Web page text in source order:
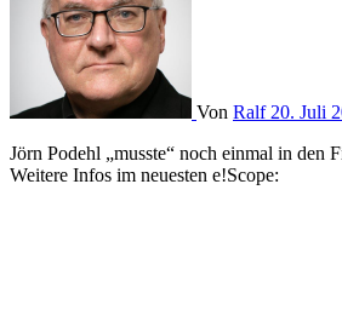
Von Ralf 20. Juli
Jörn Podehl „musste“ noch einmal in
Weitere Infos im neuesten e!Scope: